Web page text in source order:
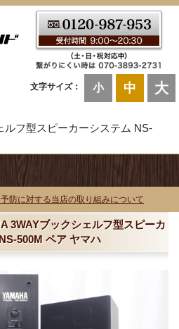
文字サイズ： 小 中 大
ルフ型スピーカーシステム NS-
防に対する当店の取り組みについて
3WAYブックシェルフ型スピーカ
500M ペア ヤマハ